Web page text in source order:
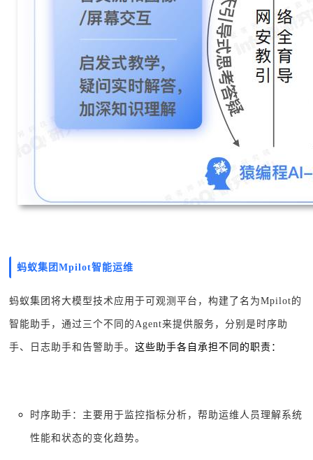
蚂蚁集团Mpilot智能运维
蚂蚁集团将大模型技术应用于可观测平台，构建了名为Mpilot的
智能助手，通过三个不同的Agent来提供服务，分别是时序助
手、日志助手和告警助手。 这些助手各自承担不同的职责：
时序助手：主要用于监控指标分析，帮助运维人员理解系统
性能和状态的变化趋势。